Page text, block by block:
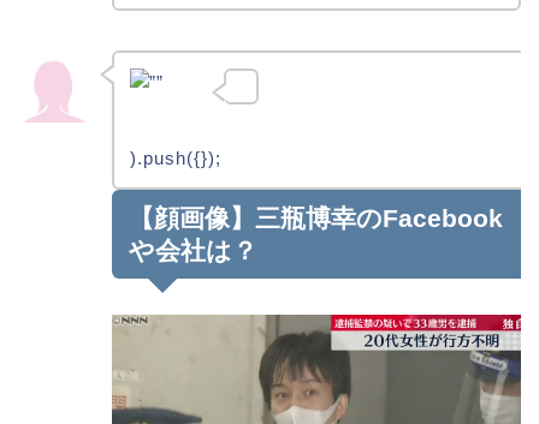
).push({});
【顔画像】三瓶博幸のFacebook
や会社は？